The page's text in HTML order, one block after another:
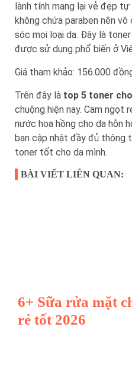
lành tính mang lại vẻ đẹp
không chứa paraben nên
sóc mọi loại da. Đây là
được sử dụng phổ biến ở
Giá tham khảo: 156.000
Trên đây là top 5 toner
chuộng hiện nay. Cam ngọt
nước hoa hồng cho da hỗn
bạn cập nhật đầy đủ thông
toner tốt cho da mình.
BÀI VIẾT LIÊN QUAN:
6+ Sữa rửa mặt
rẻ tốt 2026